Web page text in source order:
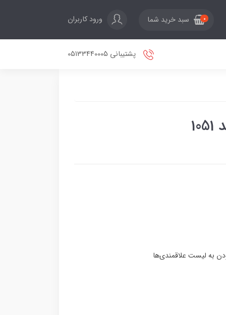
0 سبد خرید شما ورود کاربران
پشتیبانی 05133440005